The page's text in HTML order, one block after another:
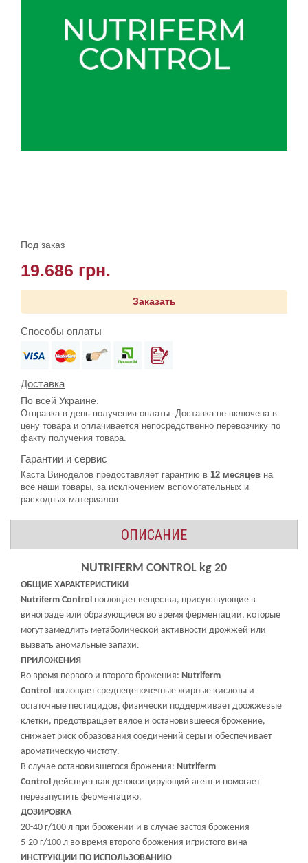
Под заказ
19.686 грн.
Заказать
Способы оплаты
Доставка
По всей Украине.
Отправка в день получения оплаты. Доставка не включена в
цену товара и оплачивается непосредственно перевозчику по
факту получения товара.
Гарантии и сервис
Каста Виноделов предоставляет гарантию в 12 месяцев на
все наши товары, за исключением вспомогательных и
расходных материалов
ОПИСАНИЕ
NUTRIFERM CONTROL kg 20
ОБЩИЕ ХАРАКТЕРИСТИКИ
Nutriferm Control поглощает вещества, присутствующие в
винограде или образующиеся во время ферментации, которые
могут замедлить метаболической активности дрожжей или
вызвать аномальные запахи.
ПРИЛОЖЕНИЯ
Во время первого и второго брожения: Nutriferm
Control поглощает среднецепочечные жирные кислоты и
остаточные пестицидов, физически поддерживает дрожжевые
клетки, предотвращает вялое и остановившееся брожение,
снижает риск образования соединений серы и обеспечивает
ароматическую чистоту.
В случае остановившегося брожения: Nutriferm
Control действует как детоксицирующий агент и помогает
перезапустить ферментацию.
ДОЗИРОВКА
20-40 г/100 л при брожении и в случае застоя брожения
5-20 г/100 л во время второго брожения игристого вина
ИНСТРУКЦИИ ПО ИСПОЛЬЗОВАНИЮ